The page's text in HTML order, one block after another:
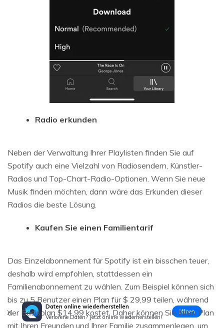
Radio erkunden
Neben der Verwaltung Ihrer Playlisten finden Sie auf
Spotify auch eine Vielzahl von Radiosendern, Künstler-
Radios und Top-Chart-Radio-Optionen. Wenn Sie neue
Musik finden möchten, dann wäre das Erkunden dieser
Radios die beste Lösung.
Kaufen Sie einen Familientarif
Das Einzelabonnement für Spotify ist ein bisschen teuer,
deshalb wird empfohlen, stattdessen ein
Familienabonnement zu wählen. Zum Beispiel können sich
bis zu 5 Benutzer einen Plan für $ 29,99 teilen, während
der Basisplan $14,99 kostet. Daher können Sie Ihren Plan
mit Ihren Freunden und Ihrer Familie zusammenlegen, um
Daten online wiederherstellen
Verlorene Daten? Jetzt online wiederherstellen!
öffnen